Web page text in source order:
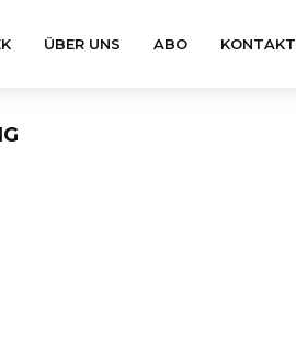
ÜBER UNS ABO KONTAKT